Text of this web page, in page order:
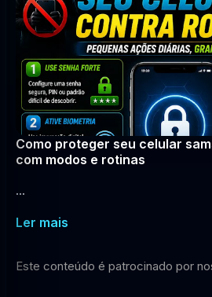
Como proteger seu celular
com modos e rotinas
...
Ler mais
Este conteúdo é patrocinado por